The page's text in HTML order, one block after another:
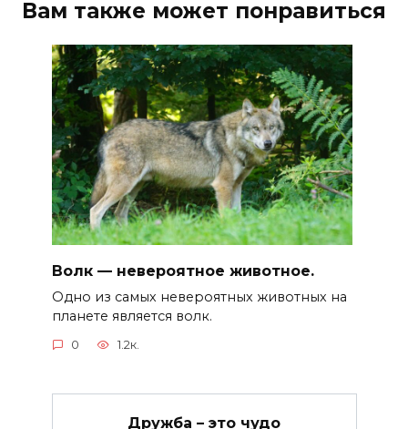
Вам также может понравиться
Волк — невероятное животное.
Одно из самых невероятных животных на
планете является волк.
0 1.2к.
Дружба – это чудо